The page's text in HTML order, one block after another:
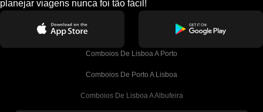
planejar viagens nunca foi tão fácil!
Comboios De Lisboa A Porto
Comboios De Porto A Lisboa
Comboios De Lisboa A Albufeira